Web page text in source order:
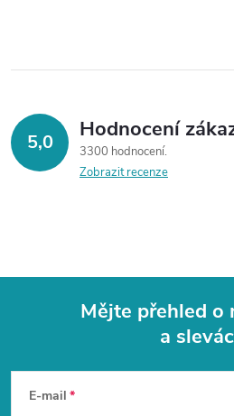
5,0 Hodnocení
3300 hodnocení
Zobrazit recenze
Mějte přehled o
a
E-mail